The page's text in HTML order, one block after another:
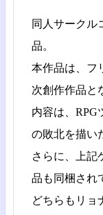
同人サークル
品。
本作品は、フ
次創作作品と
内容は、RPG
の敗北を描い
さらに、上記
品も同梱され
どちらもリョ